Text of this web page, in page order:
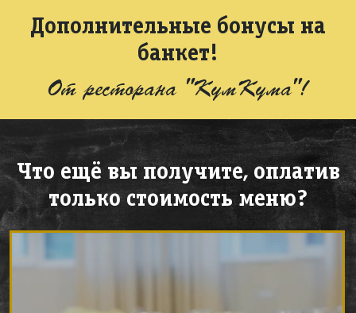
Дополнительные бонусы на
банкет!
От ресторана "КумКума"!
Что ещё вы получите, оплатив
только стоимость меню?